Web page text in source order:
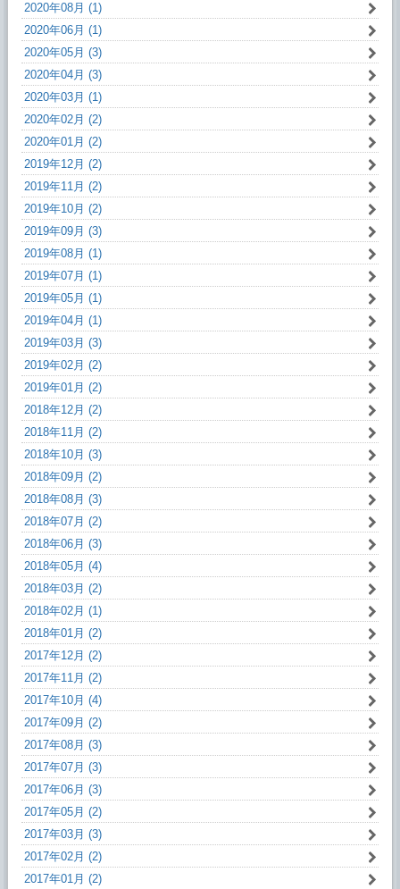
2020年08月 (1)
2020年06月 (1)
2020年05月 (3)
2020年04月 (3)
2020年03月 (1)
2020年02月 (2)
2020年01月 (2)
2019年12月 (2)
2019年11月 (2)
2019年10月 (2)
2019年09月 (3)
2019年08月 (1)
2019年07月 (1)
2019年05月 (1)
2019年04月 (1)
2019年03月 (3)
2019年02月 (2)
2019年01月 (2)
2018年12月 (2)
2018年11月 (2)
2018年10月 (3)
2018年09月 (2)
2018年08月 (3)
2018年07月 (2)
2018年06月 (3)
2018年05月 (4)
2018年03月 (2)
2018年02月 (1)
2018年01月 (2)
2017年12月 (2)
2017年11月 (2)
2017年10月 (4)
2017年09月 (2)
2017年08月 (3)
2017年07月 (3)
2017年06月 (3)
2017年05月 (2)
2017年03月 (3)
2017年02月 (2)
2017年01月 (2)